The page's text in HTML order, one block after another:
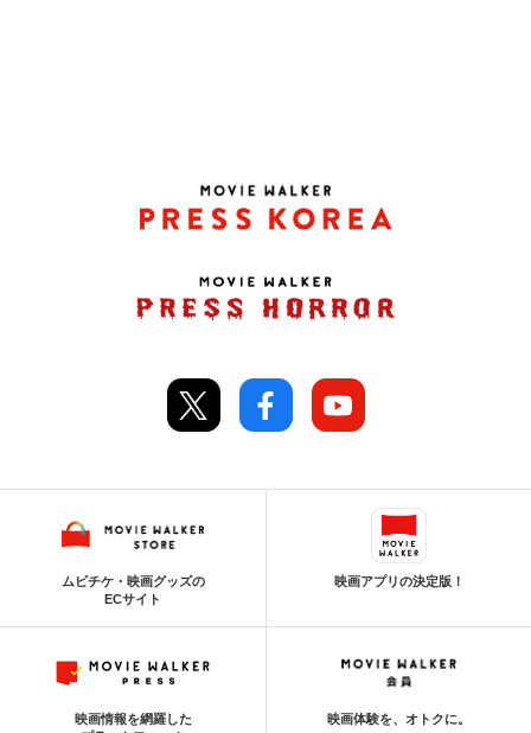
ムビチケ・映画グッズの
ECサイト
映画アプリの決定版！
映画情報を網羅した
映画体験を、オトクに。